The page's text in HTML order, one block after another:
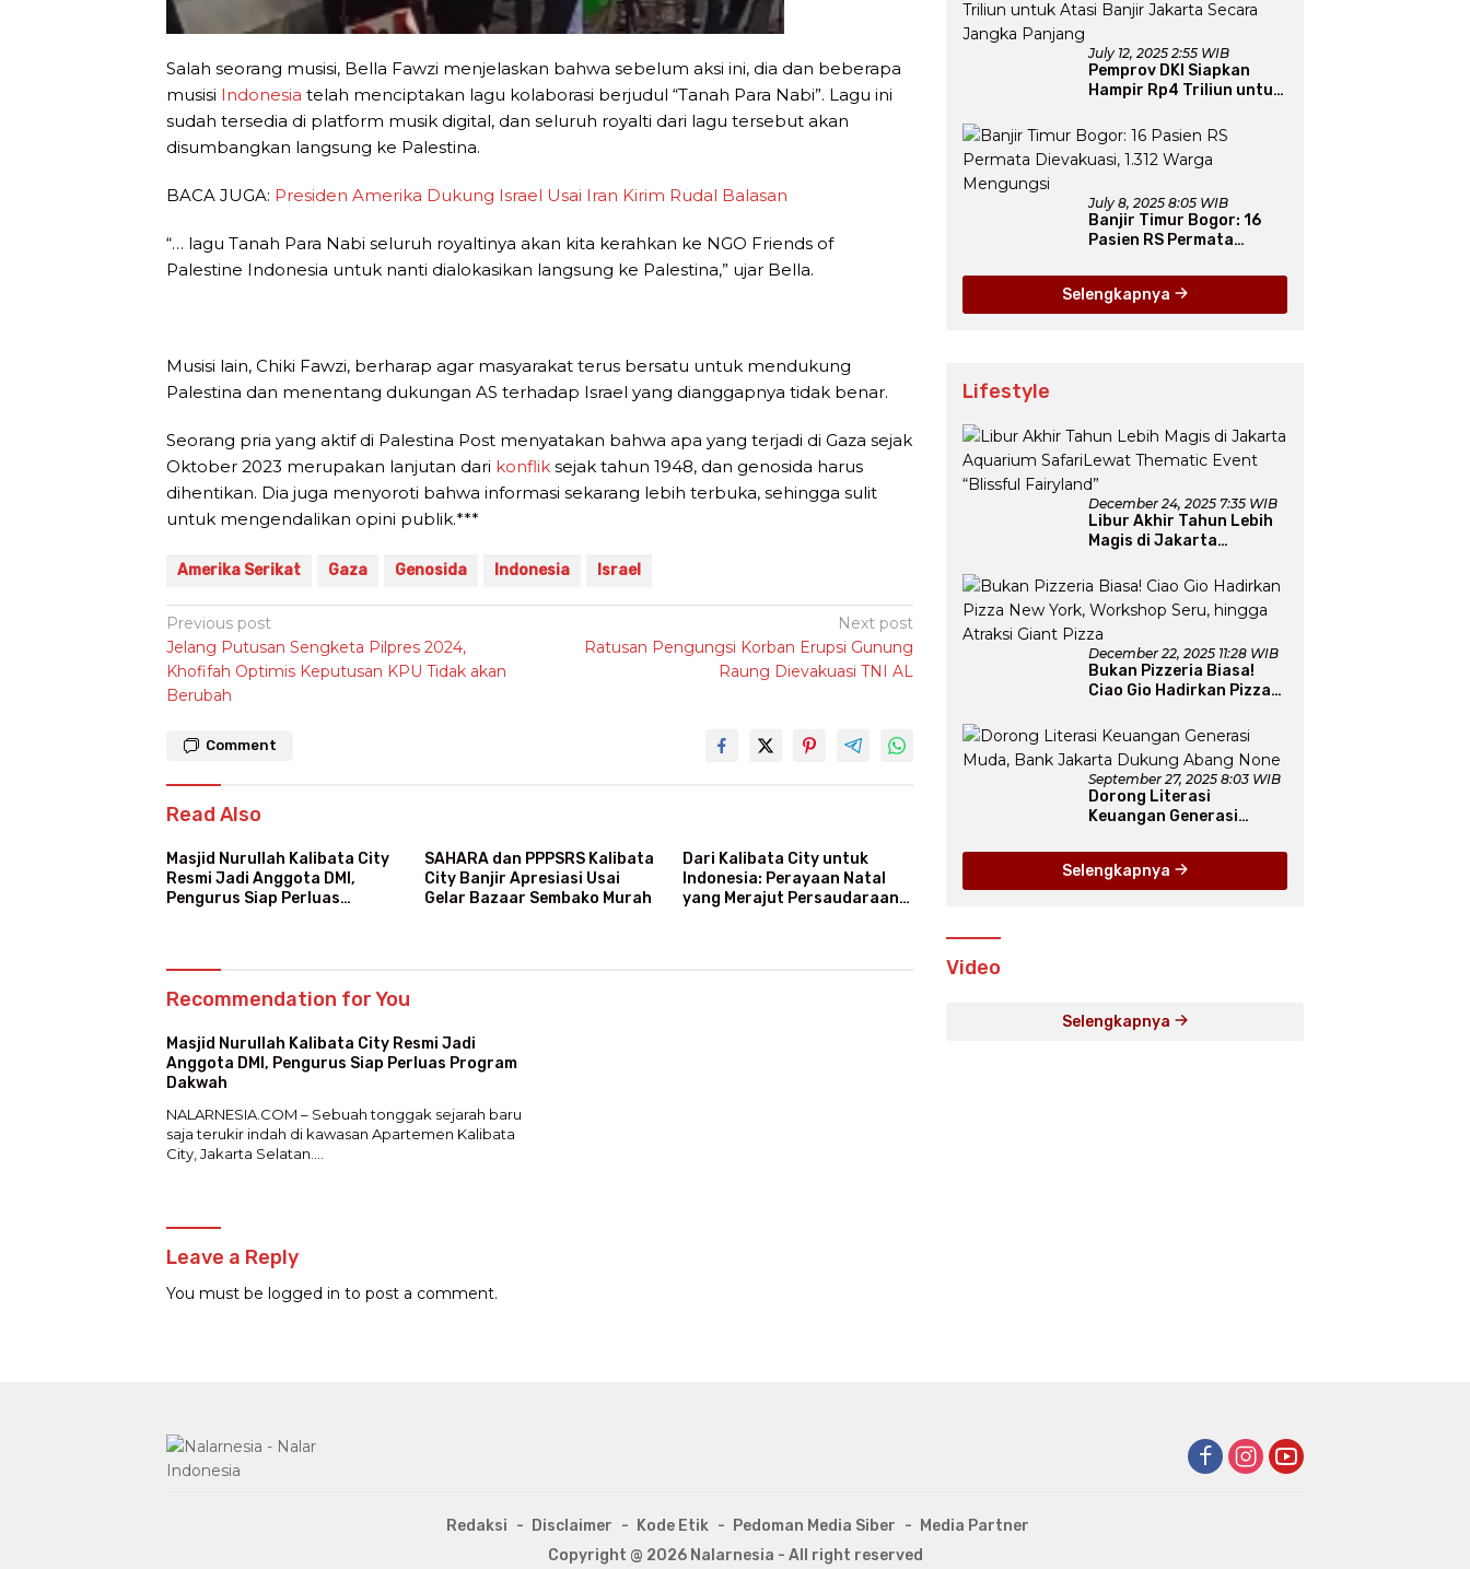
Salah seorang musisi, Bella Fawzi menjelaskan bahwa sebelum aksi ini, dia dan beberapa
musisi Indonesia telah menciptakan lagu kolaborasi berjudul “Tanah Para Nabi”. Lagu ini
sudah tersedia di platform musik digital, dan seluruh royalti dari lagu tersebut akan
disumbangkan langsung ke Palestina.
BACA JUGA: Presiden Amerika Dukung Israel Usai Iran Kirim Rudal Balasan
“… lagu Tanah Para Nabi seluruh royaltinya akan kita kerahkan ke NGO Friends of
Palestine Indonesia untuk nanti dialokasikan langsung ke Palestina,” ujar Bella.
Musisi lain, Chiki Fawzi, berharap agar masyarakat terus bersatu untuk mendukung
Palestina dan menentang dukungan AS terhadap Israel yang dianggapnya tidak benar.
Seorang pria yang aktif di Palestina Post menyatakan bahwa apa yang terjadi di Gaza sejak
Oktober 2023 merupakan lanjutan dari konflik sejak tahun 1948, dan genosida harus
dihentikan. Dia juga menyoroti bahwa informasi sekarang lebih terbuka, sehingga sulit
untuk mengendalikan opini publik.***
Amerika Serikat Gaza Genosida Indonesia Israel
Post
navigation
Previous post
Jelang Putusan Sengketa Pilpres 2024,
Khofifah Optimis Keputusan KPU Tidak akan
Berubah
Next post
Ratusan Pengungsi Korban Erupsi Gunung
Raung Dievakuasi TNI AL
Comment
Read Also
Masjid Nurullah Kalibata City
Resmi Jadi Anggota DMI,
Pengurus Siap Perluas
SAHARA dan PPPSRS Kalibata
City Banjir Apresiasi Usai
Gelar Bazaar Sembako Murah
Dari Kalibata City untuk
Indonesia: Perayaan Natal
yang Merajut Persaudaraan
Recommendation for You
Masjid Nurullah Kalibata City Resmi Jadi
Anggota DMI, Pengurus Siap Perluas Program
Dakwah
NALARNESIA.COM – Sebuah tonggak sejarah baru
saja terukir indah di kawasan Apartemen Kalibata
City, Jakarta Selatan….
Leave a Reply
You must be logged in to post a comment.
July 12, 2025 2:55 WIB
Pemprov DKI Siapkan
Hampir Rp4 Triliun untuk
Secara Jangka Panjang
July 8, 2025 8:05 WIB
Banjir Timur Bogor: 16
Pasien RS Permata
Mengungsi
Selengkapnya
Lifestyle
December 24, 2025 7:35 WIB
Libur Akhir Tahun Lebih
Magis di Jakarta
Thematic Event “Blissful
Fairyland”
December 22, 2025 11:28 WIB
Bukan Pizzeria Biasa!
Ciao Gio Hadirkan Pizza
Seru, hingga Atraksi
Giant Pizza
September 27, 2025 8:03 WIB
Dorong Literasi
Keuangan Generasi
Dukung Abang None
Selengkapnya
Video
Selengkapnya
Redaksi Disclaimer Kode Etik Pedoman Media Siber
Media Partner
Copyright @ 2026 Nalarnesia - All right reserved